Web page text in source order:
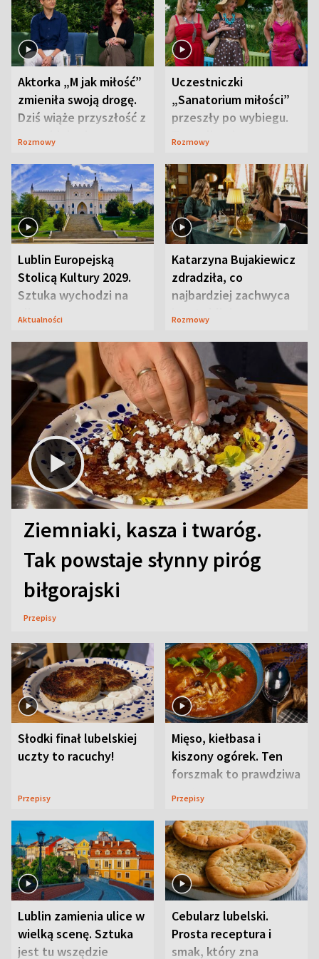
Aktorka „M jak miłość”
zmieniła swoją drogę.
Dziś wiąże przyszłość z
neurobiologią
Rozmowy
Uczestniczki
„Sanatorium miłości”
przeszły po wybiegu.
Te stylizacje
Rozmowy
Lublin Europejską
Stolicą Kultury 2029.
Sztuka wychodzi na
ulice
Aktualności
Katarzyna Bujakiewicz
zdradziła, co
najbardziej zachwyca
ją w Lublinie
Rozmowy
Ziemniaki, kasza i twaróg.
Tak powstaje słynny piróg
biłgorajski
Przepisy
Słodki finał lubelskiej
uczty to racuchy!
Przepisy
Mięso, kiełbasa i
kiszony ogórek. Ten
forszmak to prawdziwa
uczta
Przepisy
Lublin zamienia ulice w
wielką scenę. Sztuka
jest tu wszędzie
Cebularz lubelski.
Prosta receptura i
smak, który zna